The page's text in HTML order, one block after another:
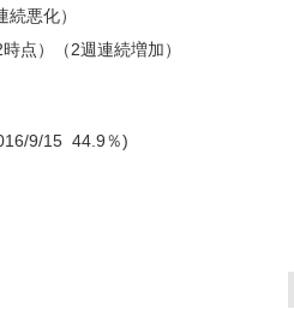
悪化）
）（2週連続増加）
9/15 44.9％)